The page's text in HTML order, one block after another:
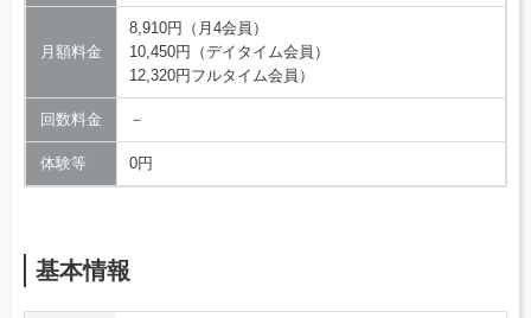
月額料金
8,910円（月4会員）
10,450円（デイタイム会員）
12,320円フルタイム会員）
回数料金 －
体験等 0円
基本情報